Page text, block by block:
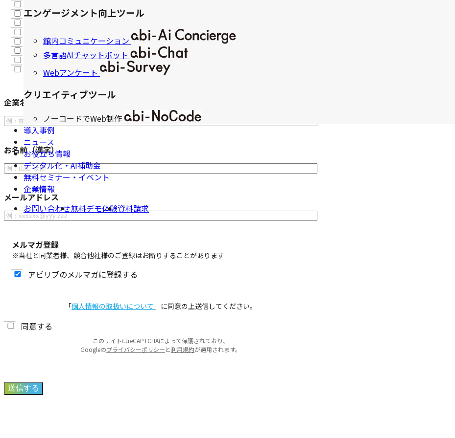
エンゲージメント向上ツール
館内コミュニケーション
多言語AIチャットボット
Webアンケート
クリエイティブツール
ノーコードでWeb制作
導入事例
ニュース
お役立ち情報
デジタル化・AI補助金
無料セミナー・イベント
企業情報
お問い合わせ無料デモ体験資料請求
MAツール｜abi-MA
自動でユーザーの離脱防止｜abi-Conversion
レベニューマネージメント｜abi-Revenue controller
館内コミュニケーション｜abi-Ai Concierge
多言語AIチャットボット｜abi-Chat
Webアンケート｜abi-Survey
企業名または施設名
お名前（漢字）
メールアドレス
メルマガ登録
※当社と同業者様、競合他社様のご登録はお断りすることがあります
アビリブのメルマガに登録する
「個人情報の取扱いについて 」に同意の上送信してください。
同意する
このサイトはreCAPTCHAによって保護されており、
Googleのプライバシーポリシーと利用規約が適用されます。